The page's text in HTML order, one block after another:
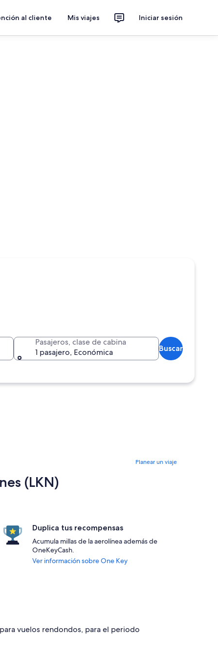
al cliente Mis viajes Iniciar sesión
Pasajeros, clase de cabina
1 pasajero, Económica
Buscar
Planear un viaje
(LKN)
Duplica tus recompensas
Acumula millas de la aerolínea además de
OneKeyCash.
Ver información sobre One Key
vuelos rendondos, para el periodo